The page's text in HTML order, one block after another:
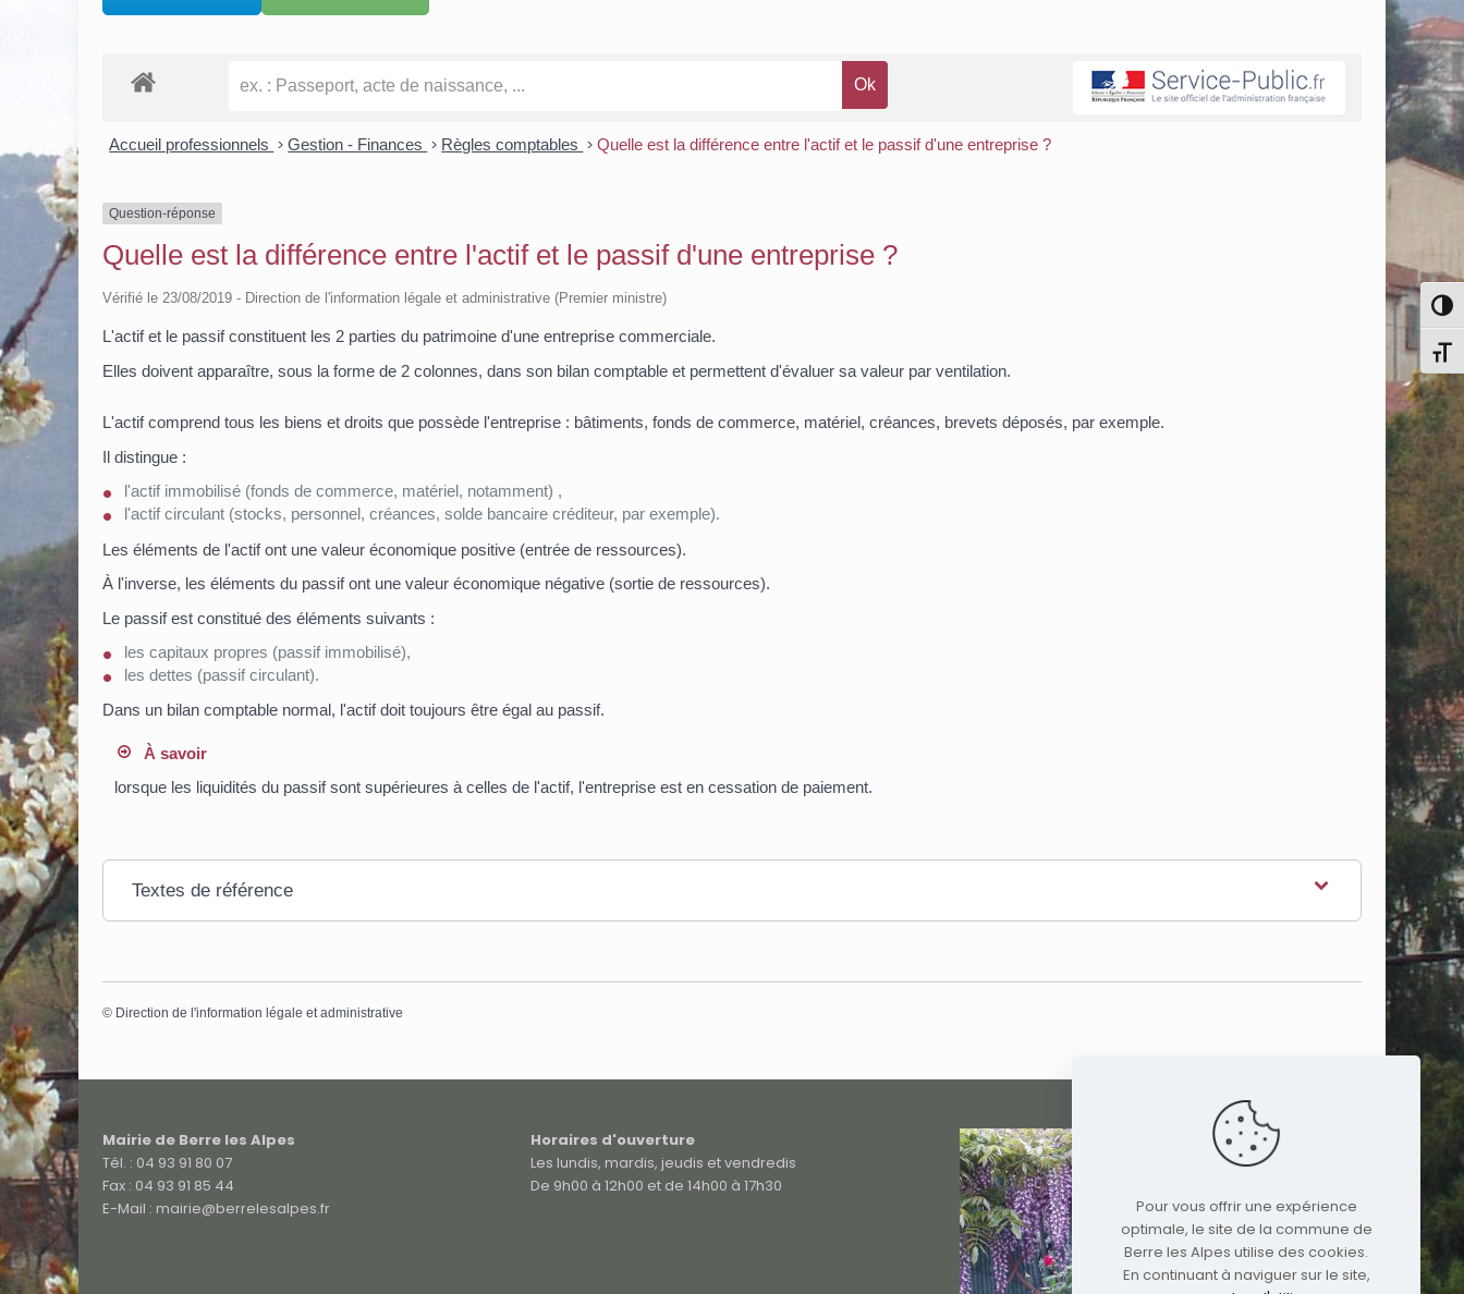
Accueil professionnels > Gestion - Finances > Règles comptables > Quelle est la différence entre l'actif et le passif d'une entreprise ?
Question-réponse
Quelle est la différence entre l'actif et le passif d'une entreprise ?
Vérifié le 23/08/2019 - Direction de l'information légale et administrative (Premier ministre)
L'actif et le passif constituent les 2 parties du patrimoine d'une entreprise commerciale.
Elles doivent apparaître, sous la forme de 2 colonnes, dans son bilan comptable et permettent d'évaluer sa valeur par ventilation.
L'actif comprend tous les biens et droits que possède l'entreprise : bâtiments, fonds de commerce, matériel, créances, brevets déposés, par exemple.
Il distingue :
l'actif immobilisé (fonds de commerce, matériel, notamment) ,
l'actif circulant (stocks, personnel, créances, solde bancaire créditeur, par exemple).
Les éléments de l'actif ont une valeur économique positive (entrée de ressources).
À l'inverse, les éléments du passif ont une valeur économique négative (sortie de ressources).
Le passif est constitué des éléments suivants :
les capitaux propres (passif immobilisé),
les dettes (passif circulant).
Dans un bilan comptable normal, l'actif doit toujours être égal au passif.
À savoir
lorsque les liquidités du passif sont supérieures à celles de l'actif, l'entreprise est en cessation de paiement.
Textes de référence
© Direction de l'information légale et administrative
Mairie de Berre les Alpes
Tél. : 04 93 91 80 07
Fax : 04 93 91 85 44
E-Mail : mairie@berrelesalpes.fr
Horaires d'ouverture
Les lundis, mardis, jeudis et vendredis
De 9h00 à 12h00 et de 14h00 à 17h30
Pour vous offrir une expérience
optimale, le site de la commune de
Berre les Alpes utilise des cookies.
En continuant à naviguer sur le site,